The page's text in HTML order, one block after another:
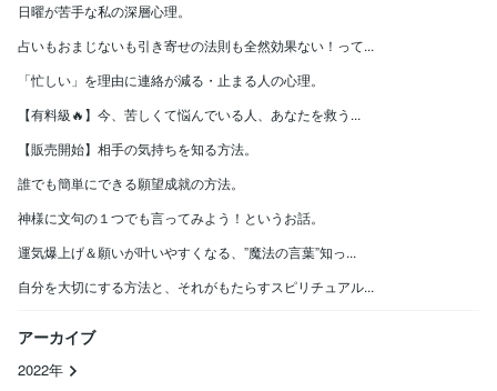
日曜が苦手な私の深層心理。
占いもおまじないも引き寄せの法則も全然効果ない！って...
「忙しい」を理由に連絡が減る・止まる人の心理。
【有料級🔥】今、苦しくて悩んでいる人、あなたを救う...
【販売開始】相手の気持ちを知る方法。
誰でも簡単にできる願望成就の方法。
神様に文句の１つでも言ってみよう！というお話。
運気爆上げ＆願いが叶いやすくなる、”魔法の言葉”知っ...
自分を大切にする方法と、それがもたらすスピリチュアル...
アーカイブ
2022年